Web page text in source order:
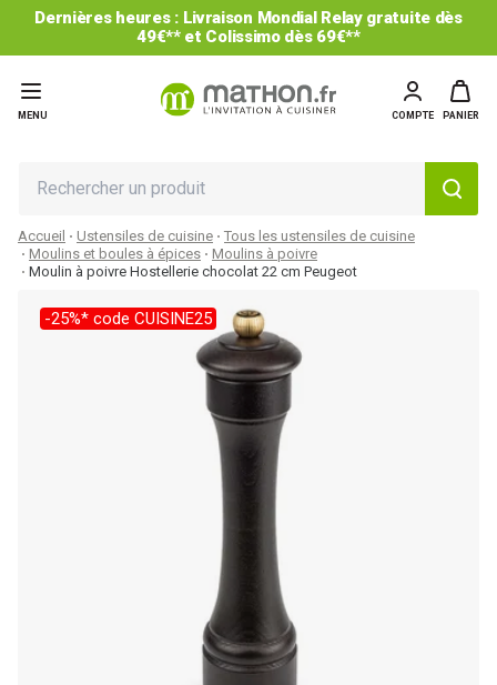
Dernières heures : Livraison Mondial Relay gratuite dès
49€** et Colissimo dès 69€**
MENU COMPTE PANIER
Accueil Ustensiles de cuisine
Tous les ustensiles de cuisine
Moulins et boules à épices
Moulins à poivre
Moulin à poivre Hostellerie chocolat 22 cm Peugeot
-25%* code CUISINE25